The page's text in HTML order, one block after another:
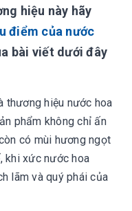
hiệu này hãy
điểm của nước
bài viết dưới đây
thương hiệu nước hoa
phẩm không chỉ ấn
có mùi hương ngọt
khi xức nước hoa
lãm và quý phái của